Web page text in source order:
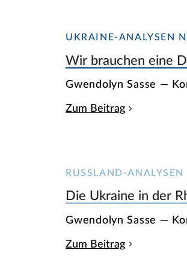
UKRAINE-ANALYSEN
Wir brauchen eine
Gwendolyn Sasse —
Zum Beitrag
RUSSLAND-
Die Ukraine in der
Gwendolyn Sasse —
Zum Beitrag